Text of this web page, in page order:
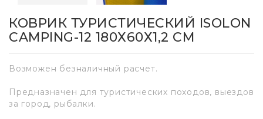
КОВРИК ТУРИСТИЧЕСКИЙ ISOLON
CAMPING-12 180Х60Х1,2 СМ
Возможен безналичный расчет.
Предназначен для туристических походов, выездов
за город, рыбалки.